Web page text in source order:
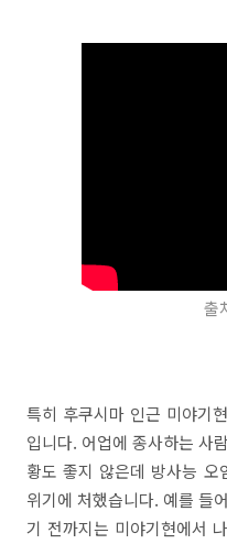
출
특히 후쿠시마 인근 미야기
입니다. 어업에 종사하는 사
황도 좋지 않은데 방사능 오
위기에 처했습니다. 예를 들
기 전까지는 미야기현에서